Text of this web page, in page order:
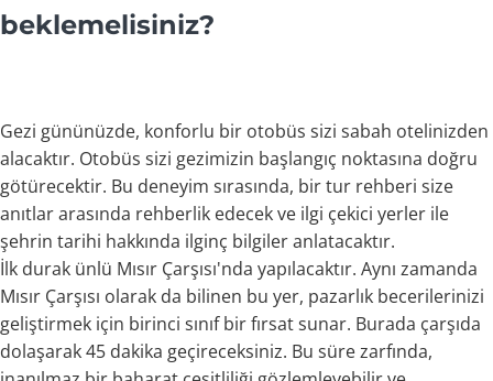
beklemelisiniz?
Gezi gününüzde, konforlu bir otobüs sizi sabah otelinizden
alacaktır. Otobüs sizi gezimizin başlangıç noktasına doğru
götürecektir. Bu deneyim sırasında, bir tur rehberi size
anıtlar arasında rehberlik edecek ve ilgi çekici yerler ile
şehrin tarihi hakkında ilginç bilgiler anlatacaktır.
İlk durak ünlü Mısır Çarşısı'nda yapılacaktır. Aynı zamanda
Mısır Çarşısı olarak da bilinen bu yer, pazarlık becerilerinizi
geliştirmek için birinci sınıf bir fırsat sunar. Burada çarşıda
dolaşarak 45 dakika geçireceksiniz. Bu süre zarfında,